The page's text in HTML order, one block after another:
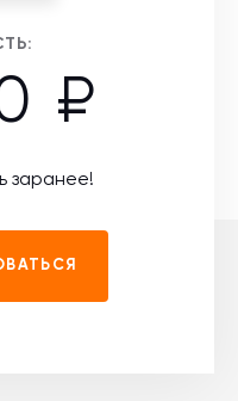
₽
заранее!